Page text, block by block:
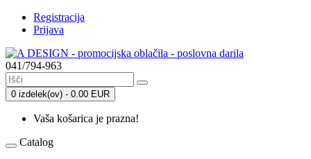
Registracija
Prijava
041/794-963
0 izdelek(ov) - 0.00 EUR
Vaša košarica je prazna!
Catalog